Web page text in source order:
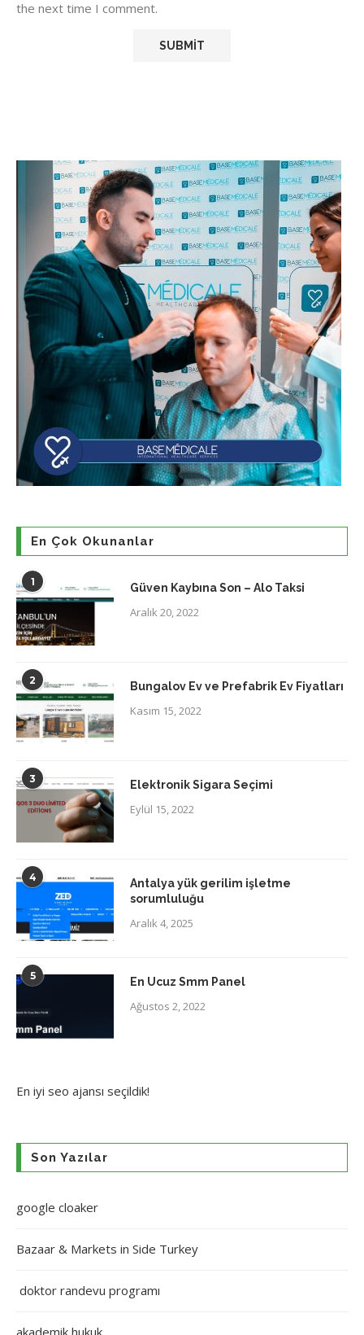
the next time I comment.
En Çok Okunanlar
1 Güven Kaybına Son – Alo Taksi
Aralık 20, 2022
2 Bungalov Ev ve Prefabrik Ev Fiyatları
Kasım 15, 2022
3 Elektronik Sigara Seçimi
Eylül 15, 2022
4
Antalya yük gerilim işletme
sorumluluğu
Aralık 4, 2025
5 En Ucuz Smm Panel
Ağustos 2, 2022
En iyi seo ajansı seçildik!
Son Yazılar
google cloaker
Bazaar & Markets in Side Turkey
doktor randevu programı